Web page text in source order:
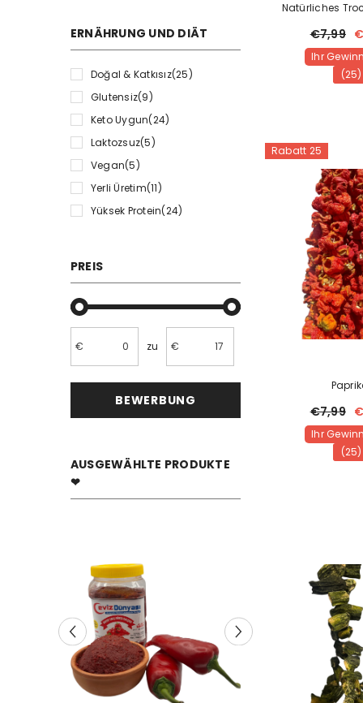
ERNÄHRUNG UND DIÄT
Doğal & Katkısız(25)
Glutensiz(9)
Keto Uygun(24)
Laktozsuz(5)
Vegan(5)
Yerli Üretim(11)
Yüksek Protein(24)
PREIS
€ zu €
AUSGEWÄHLTE PRODUKTE
❤
Natürliches
€7,99
Ihr
(25)
Rabatt 25
€7,99
Ihr
(25)